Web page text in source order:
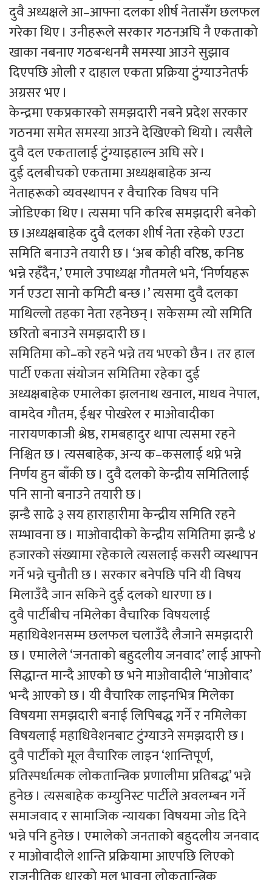
दुवै अध्यक्षले आ–आफ्ना दलका शीर्ष नेतासँग छलफल
गरेका थिए । उनीहरूले सरकार गठनअघि नै एकताको
खाका नबनाए गठबन्धनमै समस्या आउने सुझाव
दिएपछि ओली र दाहाल एकता प्रक्रिया टुंग्याउनेतर्फ
अग्रसर भए ।
केन्द्रमा एकप्रकारको समझदारी नबने प्रदेश सरकार
गठनमा समेत समस्या आउने देखिएको थियो । त्यसैले
दुवै दल एकतालाई टुंग्याइहाल्न अघि सरे ।
दुई दलबीचको एकतामा अध्यक्षबाहेक अन्य
नेताहरूको व्यवस्थापन र वैचारिक विषय पनि
जोडिएका थिए । त्यसमा पनि करिब समझदारी बनेको
छ ।अध्यक्षबाहेक दुवै दलका शीर्ष नेता रहेको एउटा
समिति बनाउने तयारी छ । ‘अब कोही वरिष्ठ, कनिष्ठ
भन्ने रहँदैन,’ एमाले उपाध्यक्ष गौतमले भने, ‘निर्णयहरू
गर्न एउटा सानो कमिटी बन्छ ।’ त्यसमा दुवै दलका
माथिल्लो तहका नेता रहनेछन् । सकेसम्म त्यो समिति
छरितो बनाउने समझदारी छ ।
समितिमा को–को रहने भन्ने तय भएको छैन । तर हाल
पार्टी एकता संयोजन समितिमा रहेका दुई
अध्यक्षबाहेक एमालेका झलनाथ खनाल, माधव नेपाल,
वामदेव गौतम, ईश्वर पोखरेल र माओवादीका
नारायणकाजी श्रेष्ठ, रामबहादुर थापा त्यसमा रहने
निश्चित छ । त्यसबाहेक, अन्य क–कसलाई थप्ने भन्ने
निर्णय हुन बाँकी छ । दुवै दलको केन्द्रीय समितिलाई
पनि सानो बनाउने तयारी छ ।
झन्डै साढे ३ सय हाराहारीमा केन्द्रीय समिति रहने
सम्भावना छ । माओवादीको केन्द्रीय समितिमा झन्डै ४
हजारको संख्यामा रहेकाले त्यसलाई कसरी व्यस्थापन
गर्ने भन्ने चुनौती छ । सरकार बनेपछि पनि यी विषय
मिलाउँदै जान सकिने दुई दलको धारणा छ ।
दुवै पार्टीबीच नमिलेका वैचारिक विषयलाई
महाधिवेशनसम्म छलफल चलाउँदै लैजाने समझदारी
छ । एमालेले ‘जनताको बहुदलीय जनवाद’ लाई आफ्नो
सिद्धान्त मान्दै आएको छ भने माओवादीले ‘माओवाद’
भन्दै आएको छ । यी वैचारिक लाइनभित्र मिलेका
विषयमा समझदारी बनाई लिपिबद्ध गर्ने र नमिलेका
विषयलाई महाधिवेशनबाट टुंग्याउने समझदारी छ ।
दुवै पार्टीको मूल वैचारिक लाइन ‘शान्तिपूर्ण,
प्रतिस्पर्धात्मक लोकतान्त्रिक प्रणालीमा प्रतिबद्ध’ भन्ने
हुनेछ । त्यसबाहेक कम्युनिस्ट पार्टीले अवलम्बन गर्ने
समाजवाद र सामाजिक न्यायका विषयमा जोड दिने
भन्ने पनि हुनेछ । एमालेको जनताको बहुदलीय जनवाद
र माओवादीले शान्ति प्रक्रियामा आएपछि लिएको